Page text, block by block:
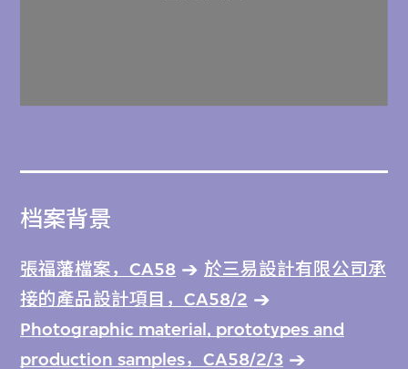
档案背景
張福藩檔案，CA58
於三易設計有限公司承
接的產品設計項目，CA58/2
Photographic material, prototypes and
production samples，CA58/2/3